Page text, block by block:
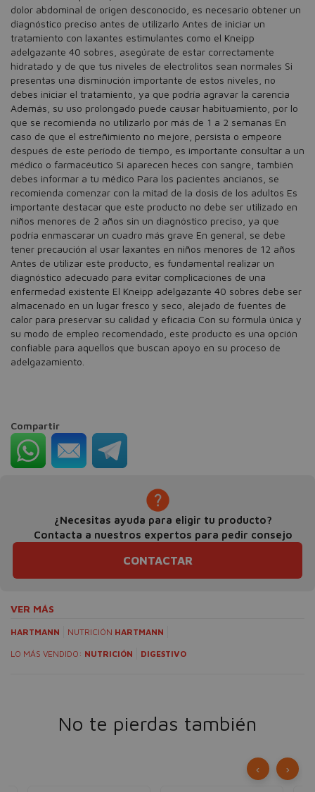
dolor abdominal de origen desconocido, es necesario obtener un
diagnóstico preciso antes de utilizarlo Antes de iniciar un
tratamiento con laxantes estimulantes como el Kneipp
adelgazante 40 sobres, asegúrate de estar correctamente
hidratado y de que tus niveles de electrolitos sean normales Si
presentas una disminución importante de estos niveles, no
debes iniciar el tratamiento, ya que podría agravar la carencia
Además, su uso prolongado puede causar habituamiento, por lo
que se recomienda no utilizarlo por más de 1 a 2 semanas En
caso de que el estreñimiento no mejore, persista o empeore
después de este período de tiempo, es importante consultar a un
médico o farmacéutico Si aparecen heces con sangre, también
debes informar a tu médico Para los pacientes ancianos, se
recomienda comenzar con la mitad de la dosis de los adultos Es
importante destacar que este producto no debe ser utilizado en
niños menores de 2 años sin un diagnóstico preciso, ya que
podría enmascarar un cuadro más grave En general, se debe
tener precaución al usar laxantes en niños menores de 12 años
Antes de utilizar este producto, es fundamental realizar un
diagnóstico adecuado para evitar complicaciones de una
enfermedad existente El Kneipp adelgazante 40 sobres debe ser
almacenado en un lugar fresco y seco, alejado de fuentes de
calor para preservar su calidad y eficacia Con su fórmula única y
su modo de empleo recomendado, este producto es una opción
confiable para aquellos que buscan apoyo en su proceso de
adelgazamiento.
Compartir
¿Necesitas ayuda para eligir tu producto?
Contacta a nuestros expertos para pedir consejo
CONTACTAR
VER MÁS
HARTMANN NUTRICIÓN HARTMANN
LO MÁS VENDIDO: NUTRICIÓN DIGESTIVO
No te pierdas también
‹ ›